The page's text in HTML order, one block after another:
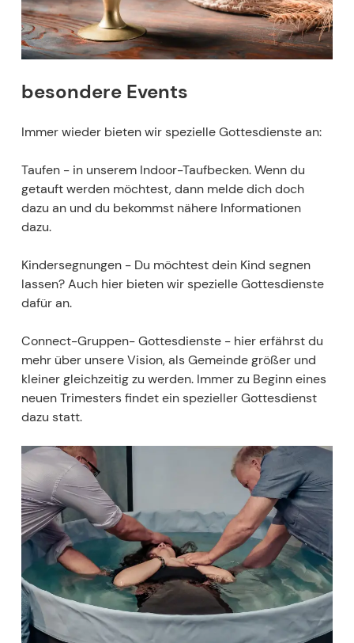
besondere Events
Immer wieder bieten wir spezielle Gottesdienste an:
Taufen - in unserem Indoor-Taufbecken. Wenn du
getauft werden möchtest, dann melde dich doch
dazu an und du bekommst nähere Informationen
dazu.
Kindersegnungen - Du möchtest dein Kind segnen
lassen? Auch hier bieten wir spezielle Gottesdienste
dafür an.
Connect-Gruppen- Gottesdienste - hier erfährst du
mehr über unsere Vision, als Gemeinde größer und
kleiner gleichzeitig zu werden. Immer zu Beginn eines
neuen Trimesters findet ein spezieller Gottesdienst
dazu statt.